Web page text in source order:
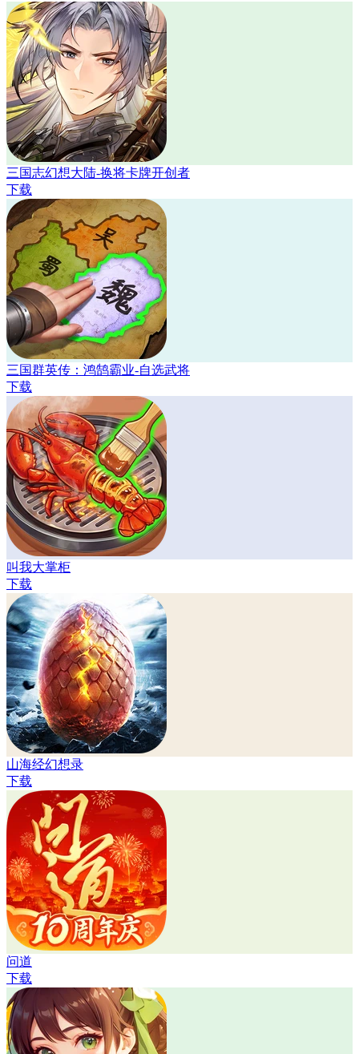
三国志幻想大陆-换将卡牌开创者
下载
三国群英传：鸿鹄霸业-自选武将
下载
叫我大掌柜
下载
山海经幻想录
下载
问道
下载